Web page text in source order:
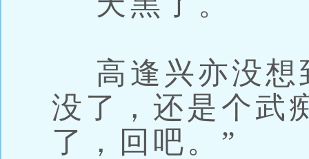
高逢兴亦没想
没了，还是个武
了，回吧。”